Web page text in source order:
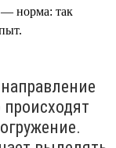
— норма: так